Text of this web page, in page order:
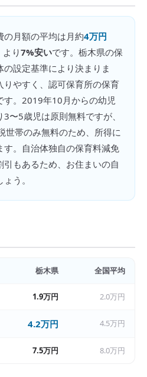
の月額の平均は月約4万円
より7%安いです。 栃木県の保
設定基準により決まりま
やすく、認可保育所の保育
す。2019年10月からの幼児
〜5歳児は原則無料ですが、
世帯のみ無料のため、所得に
す。自治体独自の保育料減免
もあるため、お住まいの自
う。
栃木県 全国平均
1.9万円 2.0万円
4.2万円 4.5万円
7.5万円 8.0万円